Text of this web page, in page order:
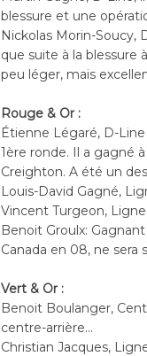
blessure et une
Nickolas Morin-Soucy,
que suite à la blessure
peu léger, mais
Rouge & Or :
Étienne Légaré, D-
1ère ronde. Il a gagné
Creighton. A été un
Louis-David Gagné,
Vincent Turgeon,
Benoit Groulx:
Canada en 08, ne
Vert & Or :
Benoit Boulanger,
centre-arrière...
Christian Jacques,